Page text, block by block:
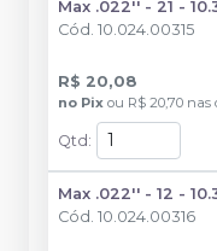
Max .022'' - 21 -
Cód. 10.024.00315
R$ 20,08
no Pix ou R$ 20,70 nas
Qtd :
Max .022'' - 12 -
Cód. 10.024.00316